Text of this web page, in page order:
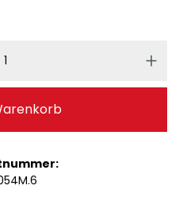
den